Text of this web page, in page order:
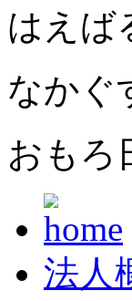
はえば
なかぐ
おもろ
法人